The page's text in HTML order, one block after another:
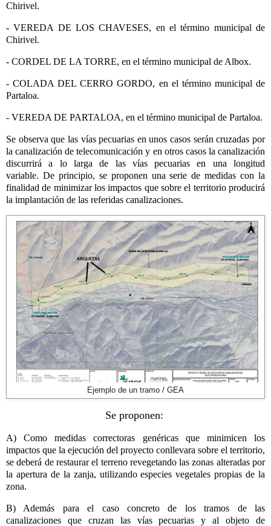
Chirivel.
- VEREDA DE LOS CHAVESES, en el término municipal de
Chirivel.
- CORDEL DE LA TORRE, en el término municipal de Albox.
- COLADA DEL CERRO GORDO, en el término municipal de
Partaloa.
- VEREDA DE PARTALOA, en el término municipal de Partaloa.
Se observa que las vías pecuarias en unos casos serán cruzadas por
la canalización de telecomunicación y en otros casos la canalización
discurrirá a lo larga de las vías pecuarias en una longitud
variable. De principio, se proponen una serie de medidas con la
finalidad de minimizar los impactos que sobre el territorio producirá
la implantación de las referidas canalizaciones.
Ejemplo de un tramo / GEA
Se proponen:
A) Como medidas correctoras genéricas que minimicen los
impactos que la ejecución del proyecto conllevara sobre el territorio,
se deberá de restaurar el terreno revegetando las zonas alteradas por
la apertura de la zanja, utilizando especies vegetales propias de la
zona.
B) Además para el caso concreto de los tramos de las
canalizaciones que cruzan las vías pecuarias y al objeto de